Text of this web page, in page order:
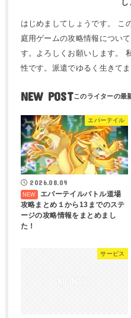
し
はじめましてしょうです。 こ
庭用ゲームの攻略情報につい
す。よろしくお願いします。
性です。派遣でゆるく生きてま
NEW POST
エバーテイル
2026.08.09
エバーテイルバトル道場
攻略まとめ１から13までのステ
ージの攻略情報をまとめまし
た！
サービス